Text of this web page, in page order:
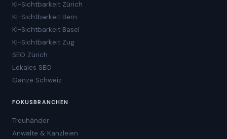
KI-Sichtbarkeit Zürich
KI-Sichtbarkeit Bern
KI-Sichtbarkeit Basel
KI-Sichtbarkeit Zug
SEO Zürich
Lokales SEO
Ganze Schweiz
FOKUSBRANCHEN
Treuhänder
Anwälte & Kanzleien